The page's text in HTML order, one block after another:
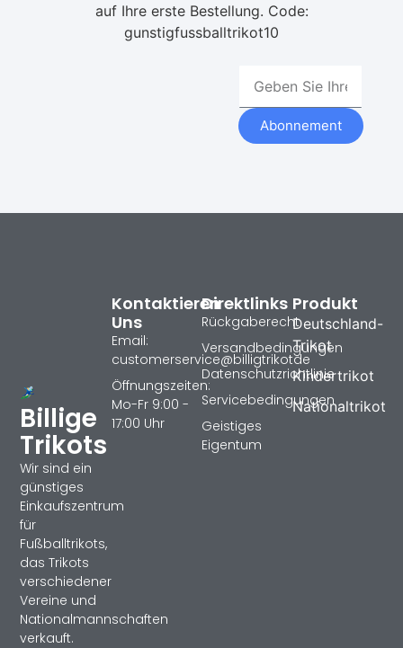
auf Ihre erste Bestellung. Code:
gunstigfussballtrikot10
Abonnement
Billige
Trikots
Wir sind ein
günstiges
Einkaufszentrum
für
Fußballtrikots,
das Trikots
verschiedener
Vereine und
Nationalmannschaften
verkauft.
Produkt
Deutschland-
Trikot
Kindertrikot
Nationaltrikot
Direktlinks
Rückgaberecht
Versandbedingungen
Datenschutzrichtlinie
Servicebedingungen
Geistiges
Eigentum
Kontaktieren
Uns
Email:
customerservice@billigtrikotde
Öffnungszeiten:
Mo-Fr 9:00 -
17:00 Uhr